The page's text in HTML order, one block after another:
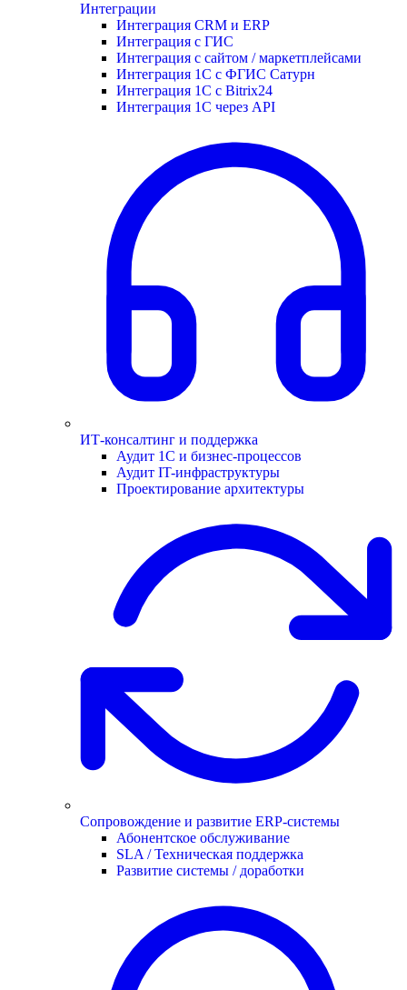
Интеграции
Интеграция CRM и ERP
Интеграция с ГИС
Интеграция с сайтом / маркетплейсами
Интеграция 1С с ФГИС Сатурн
Интеграция 1С с Bitrix24
Интеграция 1С через API
ИТ-консалтинг и поддержка
Аудит 1С и бизнес-процессов
Аудит IT-инфраструктуры
Проектирование архитектуры
Сопровождение и развитие ERP-системы
Абонентское обслуживание
SLA / Техническая поддержка
Развитие системы / доработки